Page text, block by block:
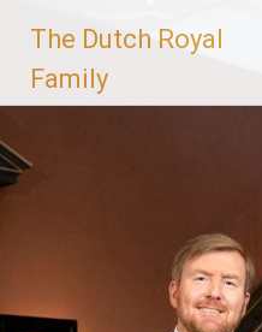
naar
inhoud
The Dutch Royal
Family